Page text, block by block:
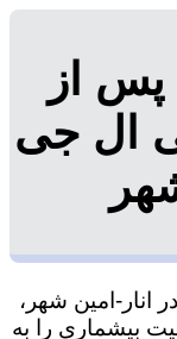
پس از
ال جی
انار-امین شهر،
بیشماری را به